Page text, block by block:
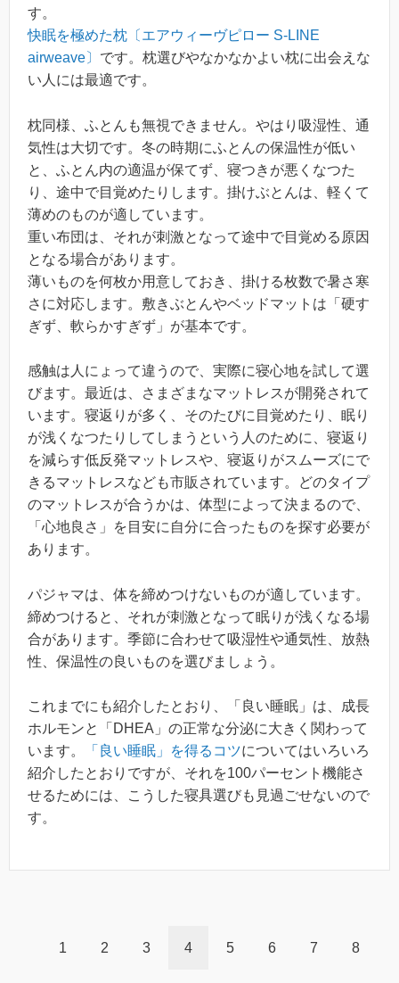
す。
快眠を極めた枕〔エアウィーヴピロー S-LINE
airweave〕 です。枕選びやなかなかよい枕に出会えな
い人には最適です。
枕同様、ふとんも無視できません。やはり吸湿性、通
気性は大切です。冬の時期にふとんの保温性が低い
と、ふとん内の適温が保てず、寝つきが悪くなつた
り、途中で目覚めたりします。掛けぶとんは、軽くて
薄めのものが適しています。
重い布団は、それが刺激となって途中で目覚める原因
となる場合があります。
薄いものを何枚か用意しておき、掛ける枚数で暑さ寒
さに対応します。敷きぶとんやベッドマットは「硬す
ぎず、軟らかすぎず」が基本です。
感触は人にょって違うので、実際に寝心地を試して選
びます。最近は、さまざまなマットレスが開発されて
います。寝返りが多く、そのたびに目覚めたり、眠り
が浅くなつたりしてしまうという人のために、寝返り
を減らす低反発マットレスや、寝返りがスムーズにで
きるマットレスなども市販されています。どのタイプ
のマットレスが合うかは、体型によって決まるので、
「心地良さ」を目安に自分に合ったものを探す必要が
あります。
パジャマは、体を締めつけないものが適しています。
締めつけると、それが刺激となって眠りが浅くなる場
合があります。季節に合わせて吸湿性や通気性、放熱
性、保温性の良いものを選びましょう。
これまでにも紹介したとおり、「良い睡眠」は、成長
ホルモンと「DHEA」の正常な分泌に大きく関わって
います。
「良い睡眠」を得るコツについてはいろいろ
紹介したとおりですが、それを100パーセント機能さ
せるためには、こうした寝具選びも見過ごせないので
す。
1 2 3 4 5 6 7 8